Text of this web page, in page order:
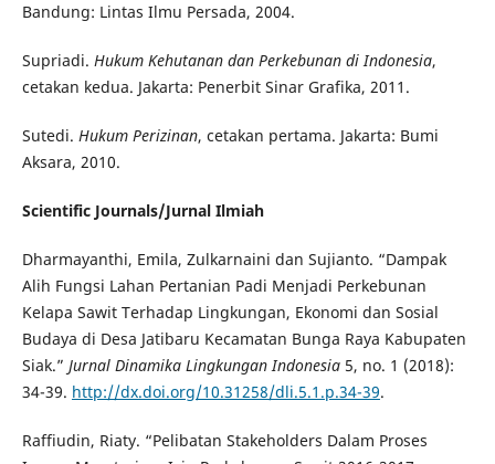
Bandung: Lintas Ilmu Persada, 2004.
Supriadi. Hukum Kehutanan dan Perkebunan di Indonesia,
cetakan kedua. Jakarta: Penerbit Sinar Grafika, 2011.
Sutedi. Hukum Perizinan, cetakan pertama. Jakarta: Bumi
Aksara, 2010.
Scientific Journals/Jurnal Ilmiah
Dharmayanthi, Emila, Zulkarnaini dan Sujianto. “Dampak
Alih Fungsi Lahan Pertanian Padi Menjadi Perkebunan
Kelapa Sawit Terhadap Lingkungan, Ekonomi dan Sosial
Budaya di Desa Jatibaru Kecamatan Bunga Raya Kabupaten
Siak.” Jurnal Dinamika Lingkungan Indonesia5, no. 1 (2018):
34-39. http://dx.doi.org/10.31258/dli.5.1.p.34-39.
Raffiudin, Riaty. “Pelibatan Stakeholders Dalam Proses